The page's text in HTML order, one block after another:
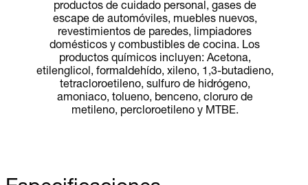
productos de cuidado personal, gases de
escape de automóviles, muebles nuevos,
revestimientos de paredes, limpiadores
domésticos y combustibles de cocina. Los
productos químicos incluyen: Acetona,
etilenglicol, formaldehído, xileno, 1,3-butadieno,
tetracloroetileno, sulfuro de hidrógeno,
amoniaco, tolueno, benceno, cloruro de
metileno, percloroetileno y MTBE.